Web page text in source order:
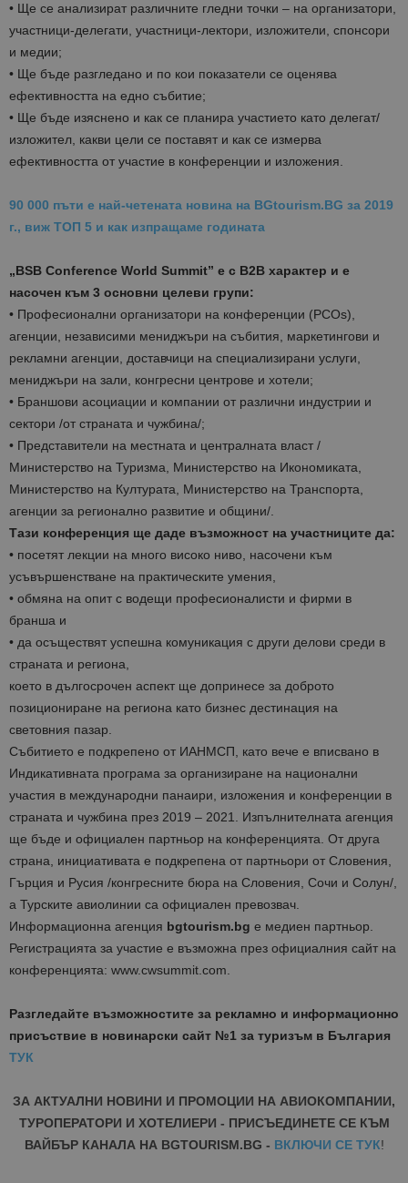
• Ще се анализират различните гледни точки – на организатори,
участници-делегати, участници-лектори, изложители, спонсори
и медии;
• Ще бъде разгледано и по кои показатели се оценява
ефективността на едно събитие;
• Ще бъде изяснено и как се планира участието като делегат/
изложител, какви цели се поставят и как се измерва
ефективността от участие в конференции и изложения.
90 000 пъти е най-четената новина на BGtourism.BG за 2019
г., виж ТОП 5 и как изпращаме годината
„BSB Conference World Summit” е с B2B характер и е
насочен към 3 основни целеви групи:
• Професионални организатори на конференции (PCOs),
агенции, независими мениджъри на събития, маркетингови и
рекламни агенции, доставчици на специализирани услуги,
мениджъри на зали, конгресни центрове и хотели;
• Браншови асоциации и компании от различни индустрии и
сектори /от страната и чужбина/;
• Представители на местната и централната власт /
Министерство на Туризма, Министерство на Икономиката,
Министерство на Културата, Министерство на Транспорта,
агенции за регионално развитие и общини/.
Тази конференция ще даде възможност на участниците да:
• посетят лекции на много високо ниво, насочени към
усъвършенстване на практическите умения,
• обмяна на опит с водещи професионалисти и фирми в
бранша и
• да осъществят успешна комуникация с други делови среди в
страната и региона,
което в дългосрочен аспект ще допринесе за доброто
позициониране на региона като бизнес дестинация на
световния пазар.
Събитието е подкрепено от ИАНМСП, като вече е вписвано в
Индикативната програма за организиране на национални
участия в международни панаири, изложения и конференции в
страната и чужбина през 2019 – 2021. Изпълнителната агенция
ще бъде и официален партньор на конференцията. От друга
страна, инициативата е подкрепена от партньори от Словения,
Гърция и Русия /конгресните бюра на Словения, Сочи и Солун/,
а Турските авиолинии са официален превозвач.
Информационна агенция bgtourism.bg е медиен партньор.
Регистрацията за участие е възможна през официалния сайт на
конференцията: www.cwsummit.com.
Разгледайте възможностите за рекламно и информационно
присъствие в новинарски сайт №1 за туризъм в България
ТУК
ЗА АКТУАЛНИ НОВИНИ И ПРОМОЦИИ НА АВИОКОМПАНИИ,
ТУРОПЕРАТОРИ И ХОТЕЛИЕРИ - ПРИСЪЕДИНЕТЕ СЕ КЪМ
ВАЙБЪР КАНАЛА НА BGTOURISM.BG - ВКЛЮЧИ СЕ ТУК!